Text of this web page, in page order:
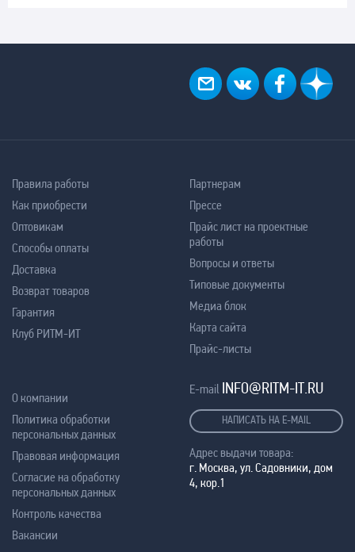
Правила работы
Как приобрести
Оптовикам
Способы оплаты
Доставка
Возврат товаров
Гарантия
Клуб РИТМ-ИТ
Партнерам
Прессе
Прайс лист на проектные
работы
Вопросы и ответы
Типовые документы
Медиа блок
Карта сайта
Прайс-листы
О компании
Политика обработки
персональных данных
Правовая информация
Согласие на обработку
персональных данных
Контроль качества
Вакансии
E-mail INFO@RITM-IT.RU
НАПИСАТЬ НА E-MAIL
Адрес выдачи товара:
г. Москва, ул. Садовники, дом
4, кор.1